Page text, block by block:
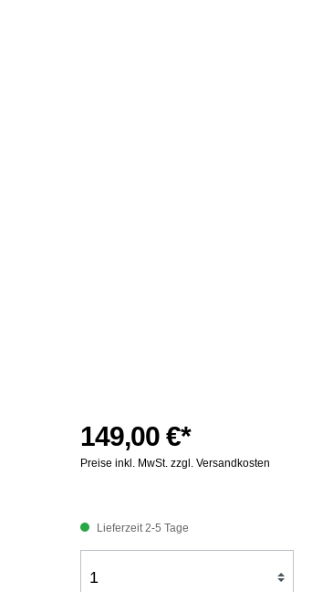
149,00 €*
Preise inkl. MwSt. zzgl. Versandkosten
Lieferzeit 2-5 Tage